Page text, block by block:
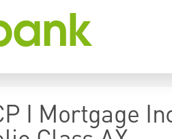
I Mortgage